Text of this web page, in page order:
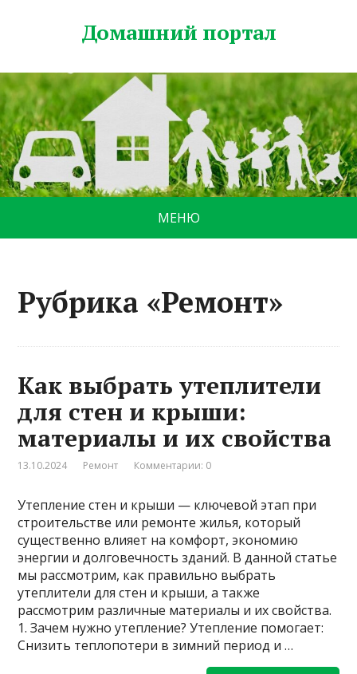
Домашний портал
МЕНЮ
Рубрика «Ремонт»
Как выбрать утеплители
для стен и крыши:
материалы и их свойства
13.10.2024 Ремонт Комментарии: 0
Утепление стен и крыши — ключевой этап при
строительстве или ремонте жилья, который
существенно влияет на комфорт, экономию
энергии и долговечность зданий. В данной статье
мы рассмотрим, как правильно выбрать
утеплители для стен и крыши, а также
рассмотрим различные материалы и их свойства.
1. Зачем нужно утепление? Утепление помогает:
Снизить теплопотери в зимний период и …